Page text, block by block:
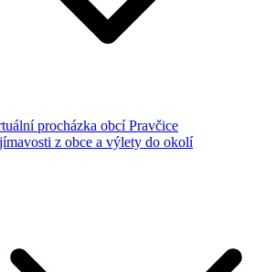
procházka obcí Pravčice
z obce a výlety do okolí